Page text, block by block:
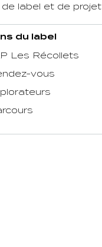
de label et de projet
du label
Les Récollets
vous